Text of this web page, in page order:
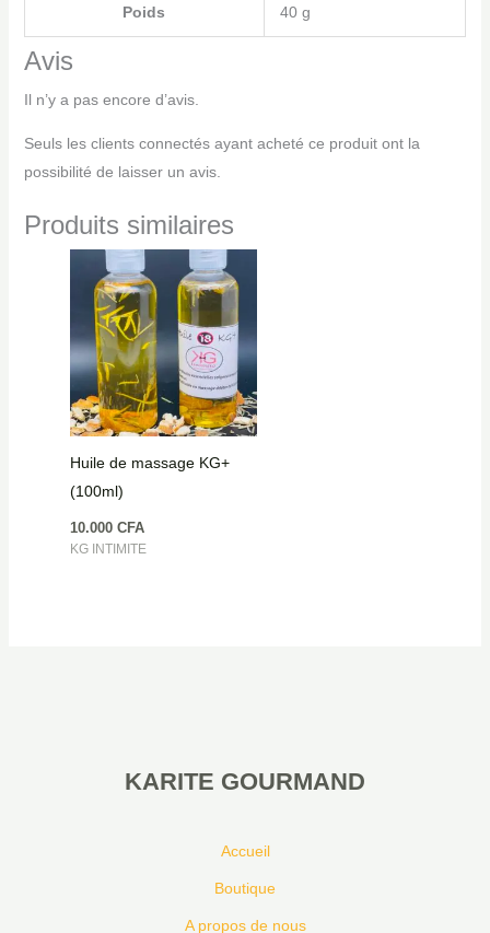
Poids 40 g
Avis
Il n’y a pas encore d’avis.
Seuls les clients connectés ayant acheté ce produit ont la
possibilité de laisser un avis.
Produits similaires
Huile de massage KG+
(100ml)
10.000 CFA
KG INTIMITE
KARITE GOURMAND
Accueil
Boutique
A propos de nous